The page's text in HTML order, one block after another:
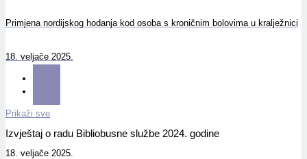
Primjena nordijskog hodanja kod osoba s kroničnim bolovima u kralježnici
18. veljače 2025.
Prikaži sve
Izvještaj o radu Bibliobusne službe 2024. godine
18. veljače 2025.